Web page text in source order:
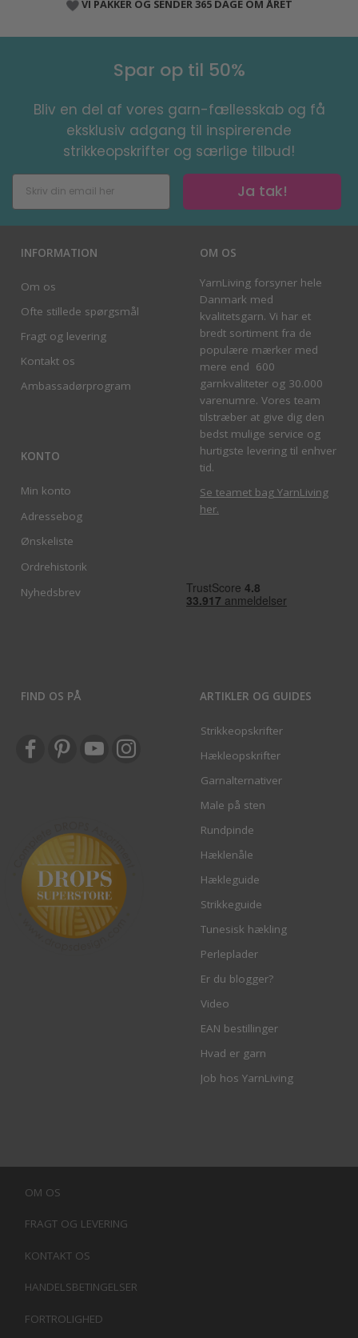
VI PAKKER OG SENDER 365 DAGE OM ÅRET
Spar op til 50%
Bliv en del af vores garn-fællesskab og få
eksklusiv adgang til inspirerende
strikkeopskrifter og særlige tilbud!
Ja tak!
INFORMATION
Om os
Ofte stillede spørgsmål
Fragt og levering
Kontakt os
Ambassadørprogram
KONTO
Min konto
Adressebog
Ønskeliste
Ordrehistorik
Nyhedsbrev
OM OS
YarnLiving forsyner hele
Danmark med
kvalitetsgarn. Vi har et
bredt sortiment fra de
populære mærker med
mere end 600
garnkvaliteter og 30.000
varenumre. Vores team
tilstræber at give dig den
bedst mulige service og
hurtigste levering til enhver
tid.
Se teamet bag YarnLiving
her.
FIND OS PÅ ARTIKLER OG GUIDES
Strikkeopskrifter
Hækleopskrifter
Garnalternativer
Male på sten
Rundpinde
Hæklenåle
Hækleguide
Strikkeguide
Tunesisk hækling
Perleplader
Er du blogger?
Video
EAN bestillinger
Hvad er garn
Job hos YarnLiving
OM OS
FRAGT OG LEVERING
KONTAKT OS
HANDELSBETINGELSER
FORTROLIGHED